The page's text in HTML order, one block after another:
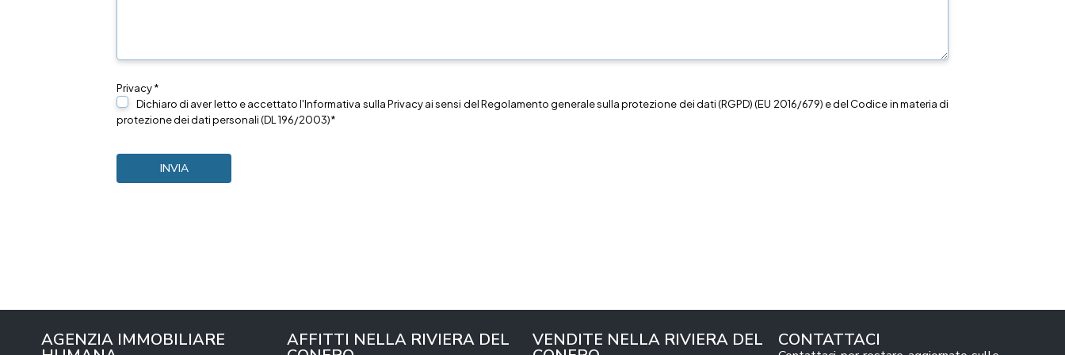
Privacy *
Dichiaro di aver letto e accettato l'Informativa sullaPrivacyai sensi del Regolamento generale sulla protezione dei dati (RGPD) (EU 2016/679) e del Codice in materia di
protezione dei dati personali (DL 196/2003)*
AGENZIA IMMOBILIARE AFFITTI NELLA RIVIERA DEL VENDITE NELLA RIVIERA DEL CONTATTACI